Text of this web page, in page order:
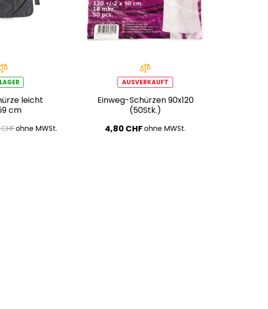
leicht
cm
ohne MWSt.
AUSVERKAUFT
Einweg-Schürzen 90x120
(50Stk.)
4,80 CHFohne MWSt.